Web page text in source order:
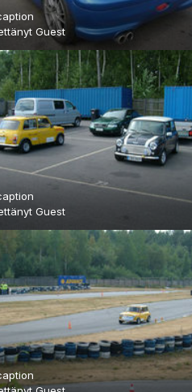
Guest
Guest